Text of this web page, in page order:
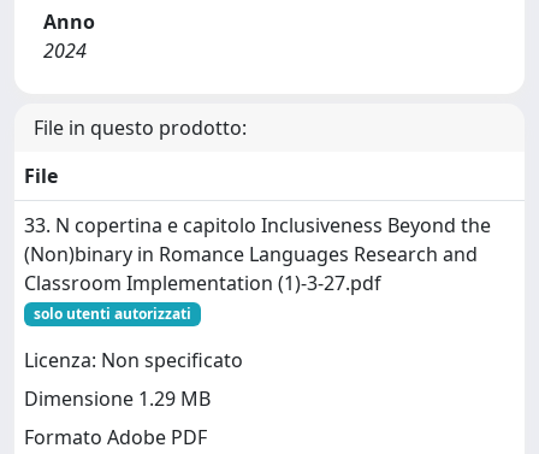
Anno
2024
File in questo prodotto:
File
33. N copertina e capitolo Inclusiveness Beyond the
(Non)binary in Romance Languages Research and
Classroom Implementation (1)-3-27.pdf
solo utenti autorizzati
Licenza: Non specificato
Dimensione 1.29 MB
Formato Adobe PDF